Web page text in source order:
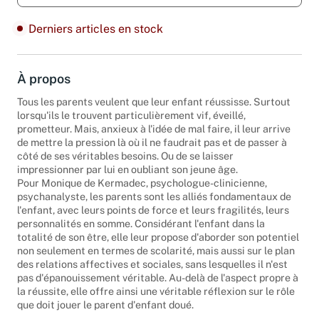
Derniers articles en stock
À propos
Tous les parents veulent que leur enfant réussisse. Surtout
lorsqu'ils le trouvent particulièrement vif, éveillé,
prometteur. Mais, anxieux à l'idée de mal faire, il leur arrive
de mettre la pression là où il ne faudrait pas et de passer à
côté de ses véritables besoins. Ou de se laisser
impressionner par lui en oubliant son jeune âge.
Pour Monique de Kermadec, psychologue-clinicienne,
psychanalyste, les parents sont les alliés fondamentaux de
l'enfant, avec leurs points de force et leurs fragilités, leurs
personnalités en somme. Considérant l'enfant dans la
totalité de son être, elle leur propose d'aborder son potentiel
non seulement en termes de scolarité, mais aussi sur le plan
des relations affectives et sociales, sans lesquelles il n'est
pas d'épanouissement véritable. Au-delà de l'aspect propre à
la réussite, elle offre ainsi une véritable réflexion sur le rôle
que doit jouer le parent d'enfant doué.